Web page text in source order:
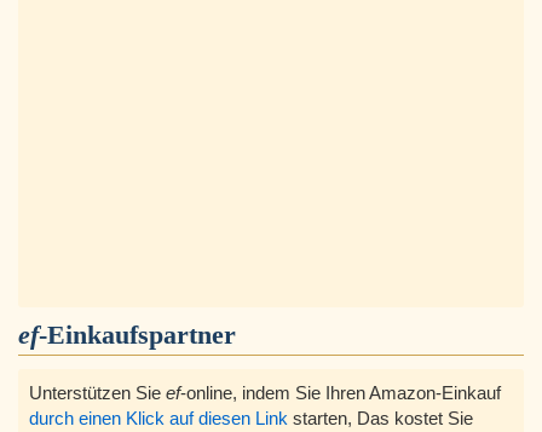
ef-Einkaufspartner
Unterstützen Sie ef-online, indem Sie Ihren Amazon-Einkauf
durch einen Klick auf diesen Link starten, Das kostet Sie